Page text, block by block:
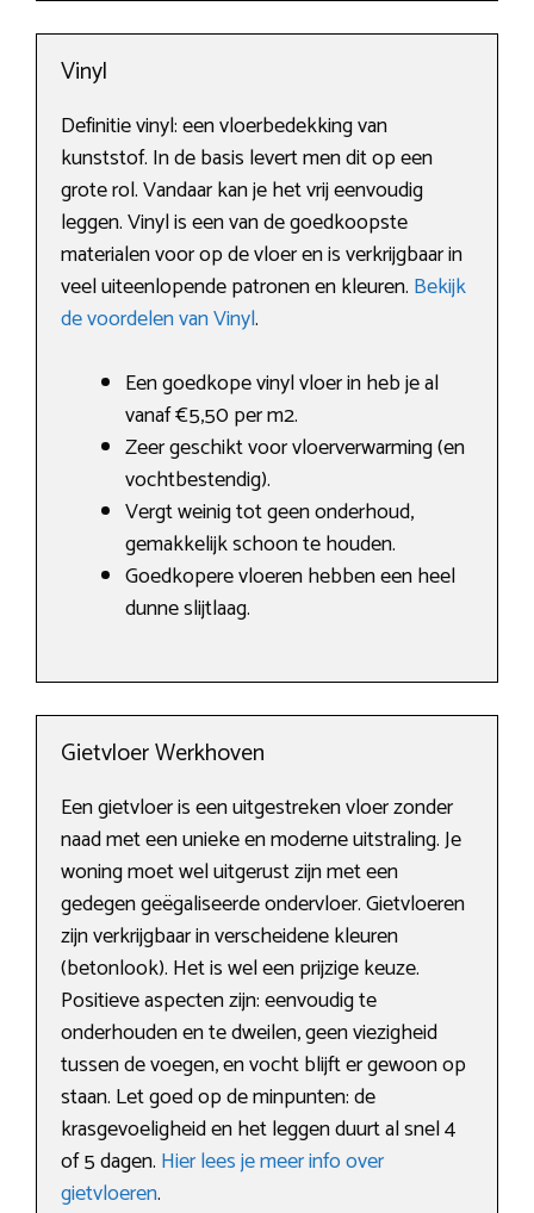
Vinyl
Definitie vinyl: een vloerbedekking van
kunststof. In de basis levert men dit op een
grote rol. Vandaar kan je het vrij eenvoudig
leggen. Vinyl is een van de goedkoopste
materialen voor op de vloer en is verkrijgbaar in
veel uiteenlopende patronen en kleuren. Bekijk
de voordelen van Vinyl.
Een goedkope vinyl vloer in heb je al
vanaf €5,50 per m2.
Zeer geschikt voor vloerverwarming (en
vochtbestendig).
Vergt weinig tot geen onderhoud,
gemakkelijk schoon te houden.
Goedkopere vloeren hebben een heel
dunne slijtlaag.
Gietvloer Werkhoven
Een gietvloer is een uitgestreken vloer zonder
naad met een unieke en moderne uitstraling. Je
woning moet wel uitgerust zijn met een
gedegen geëgaliseerde ondervloer. Gietvloeren
zijn verkrijgbaar in verscheidene kleuren
(betonlook). Het is wel een prijzige keuze.
Positieve aspecten zijn: eenvoudig te
onderhouden en te dweilen, geen viezigheid
tussen de voegen, en vocht blijft er gewoon op
staan. Let goed op de minpunten: de
krasgevoeligheid en het leggen duurt al snel 4
of 5 dagen. Hier lees je meer info over
gietvloeren.